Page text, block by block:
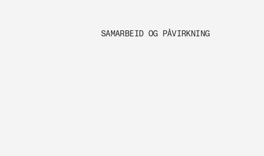
SAMARBEID OG PÅVIRKNING